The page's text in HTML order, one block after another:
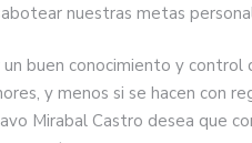
nuestras metas
un buen conocimiento y
y menos si se hacen con
Mirabal Castro desea que